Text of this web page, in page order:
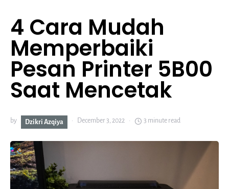
4 Cara Mudah
Memperbaiki
Pesan Printer 5B00
Saat Mencetak
by Dzikri Azqiya December 3, 2022 3 minute read